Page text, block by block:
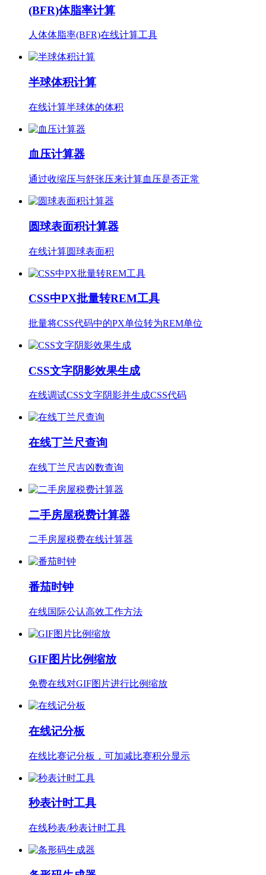
(BFR)体脂率计算
人体体脂率(BFR)在线计算工具
半球体积计算
在线计算半球体的体积
血压计算器
通过收缩压与舒张压来计算血压是否正常
圆球表面积计算器
在线计算圆球表面积
CSS中PX批量转REM工具
批量将CSS代码中的PX单位转为REM单位
CSS文字阴影效果生成
在线调试CSS文字阴影并生成CSS代码
在线丁兰尺查询
在线丁兰尺吉凶数查询
二手房屋税费计算器
二手房屋税费在线计算器
番茄时钟
在线国际公认高效工作方法
GIF图片比例缩放
免费在线对GIF图片进行比例缩放
在线记分板
在线比赛记分板，可加减比赛积分显示
秒表计时工具
在线秒表/秒表计时工具